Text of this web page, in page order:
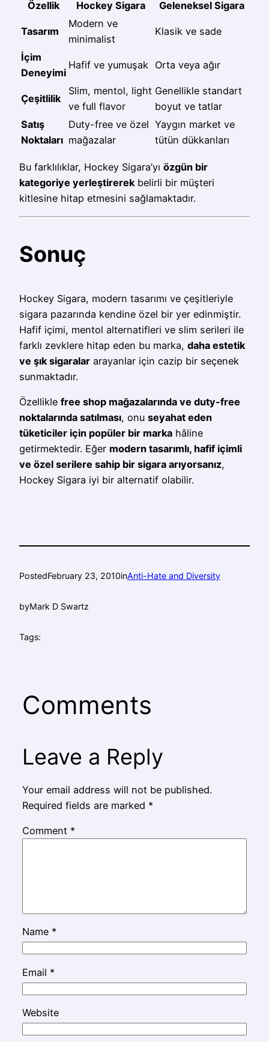
Özellik Hockey Sigara Geleneksel Sigara
Tasarım
Modern ve
minimalist
Klasik ve sade
İçim
Deneyimi
Hafif ve yumuşak Orta veya ağır
Çeşitlilik
Slim, mentol, light
ve full flavor
Genellikle standart
boyut ve tatlar
Satış
Noktaları
Duty-free ve özel
mağazalar
Yaygın market ve
tütün dükkanları
Bu farklılıklar, Hockey Sigara’yı özgün bir
kategoriye yerleştirerekbelirli bir müşteri
kitlesine hitap etmesini sağlamaktadır.
Sonuç
Hockey Sigara, modern tasarımı ve çeşitleriyle
sigara pazarında kendine özel bir yer edinmiştir.
Hafif içimi, mentol alternatifleri ve slim serileri ile
farklı zevklere hitap eden bu marka, daha estetik
ve şık sigaralar arayanlar için cazip bir seçenek
sunmaktadır.
Özellikle free shop mağazalarında ve duty-free
noktalarında satılması, onu seyahat eden
tüketiciler için popüler bir marka hâline
getirmektedir. Eğer modern tasarımlı, hafif içimli
ve özel serilere sahip bir sigara arıyorsanız,
Hockey Sigara iyi bir alternatif olabilir.
PostedFebruary 23, 2010inAnti-Hate and Diversity
byMark D Swartz
Tags:
Comments
Leave a Reply
Your email address will not be published.
Required fields are marked *
Comment *
Name *
Email *
Website